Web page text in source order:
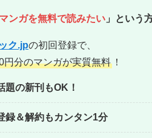
マンガを無料で読みたい 」という
ク.jpの初回登録で、
円分のマンガが実質無料 ！
題の新刊もOK！
録＆解約もカンタン1分